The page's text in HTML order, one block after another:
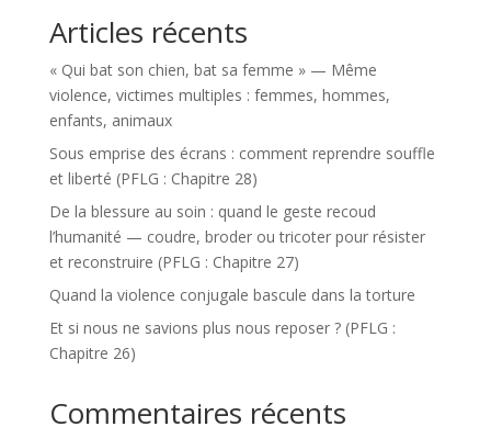
Articles récents
« Qui bat son chien, bat sa femme » — Même
violence, victimes multiples : femmes, hommes,
enfants, animaux
Sous emprise des écrans : comment reprendre souffle
et liberté (PFLG : Chapitre 28)
De la blessure au soin : quand le geste recoud
l’humanité — coudre, broder ou tricoter pour résister
et reconstruire (PFLG : Chapitre 27)
Quand la violence conjugale bascule dans la torture
Et si nous ne savions plus nous reposer ? (PFLG :
Chapitre 26)
Commentaires récents